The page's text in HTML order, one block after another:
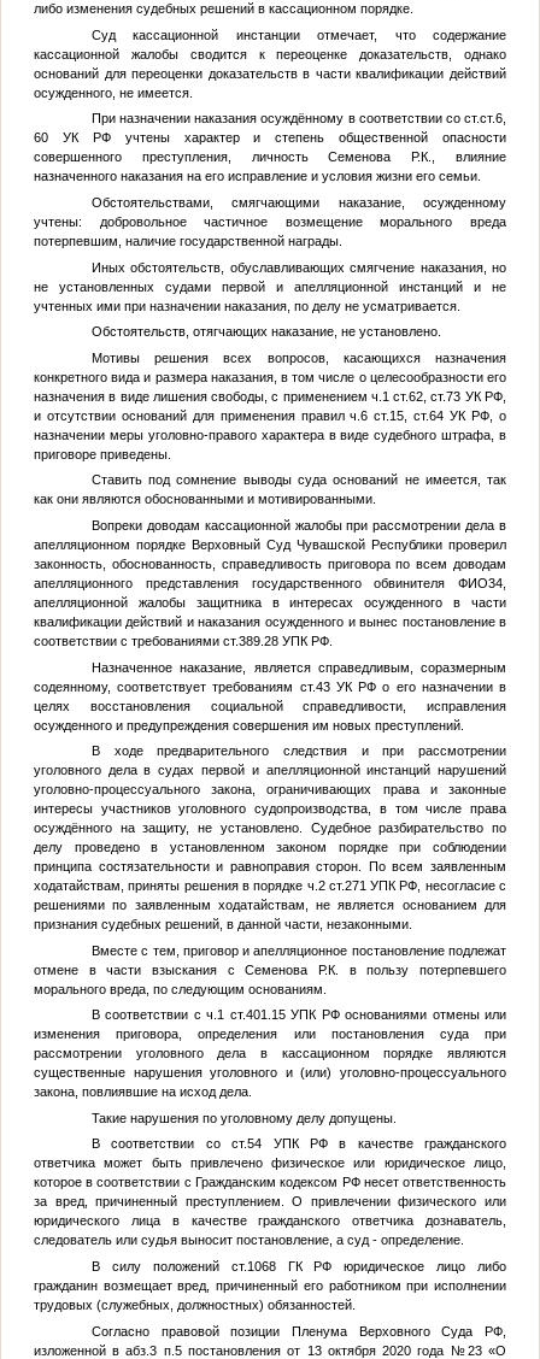
либо изменения судебных решений в кассационном порядке.
Суд кассационной инстанции отмечает, что содержание
кассационной жалобы сводится к переоценке доказательств, однако
оснований для переоценки доказательств в части квалификации действий
осужденного, не имеется.
При назначении наказания осуждённому в соответствии со ст.ст.6,
60 УК РФ учтены характер и степень общественной опасности
совершенного преступления, личность Семенова Р.К., влияние
назначенного наказания на его исправление и условия жизни его семьи.
Обстоятельствами, смягчающими наказание, осужденному
учтены: добровольное частичное возмещение морального вреда
потерпевшим, наличие государственной награды.
Иных обстоятельств, обуславливающих смягчение наказания, но
не установленных судами первой и апелляционной инстанций и не
учтенных ими при назначении наказания, по делу не усматривается.
Обстоятельств, отягчающих наказание, не установлено.
Мотивы решения всех вопросов, касающихся назначения
конкретного вида и размера наказания, в том числе о целесообразности его
назначения в виде лишения свободы, с применением ч.1 ст.62, ст.73 УК РФ,
и отсутствии оснований для применения правил ч.6 ст.15, ст.64 УК РФ, о
назначении меры уголовно-правого характера в виде судебного штрафа, в
приговоре приведены.
Ставить под сомнение выводы суда оснований не имеется, так
как они являются обоснованными и мотивированными.
Вопреки доводам кассационной жалобы при рассмотрении дела в
апелляционном порядке Верховный Суд Чувашской Республики проверил
законность, обоснованность, справедливость приговора по всем доводам
апелляционного представления государственного обвинителяФИО34
апелляционной жалобы защитника в интересах осужденного в части
квалификации действий и наказания осужденного и вынес постановление в
соответствии с требованиями ст.389.28 УПК РФ.
Назначенное наказание, является справедливым, соразмерным
содеянному, соответствует требованиям ст.43 УК РФ о его назначении в
целях восстановления социальной справедливости, исправления
осужденного и предупреждения совершения им новых преступлений.
В ходе предварительного следствия и при рассмотрении
уголовного дела в судах первой и апелляционной инстанций нарушений
уголовно-процессуального закона, ограничивающих права и законные
интересы участников уголовного судопроизводства, в том числе права
осуждённого на защиту, не установлено. Судебное разбирательство по
делу проведено в установленном законом порядке при соблюдении
принципа состязательности и равноправия сторон. По всем заявленным
ходатайствам, приняты решения в порядке ч.2 ст.271 УПК РФ, несогласие с
решениями по заявленным ходатайствам, не является основанием для
признания судебных решений, в данной части, незаконными.
Вместе с тем, приговор и апелляционное постановление подлежат
отмене в части взыскания с Семенова Р.К. в пользу потерпевшего
морального вреда, по следующим основаниям.
В соответствии с ч.1 ст.401.15 УПК РФ основаниями отмены или
изменения приговора, определения или постановления суда при
рассмотрении уголовного дела в кассационном порядке являются
существенные нарушения уголовного и (или) уголовно-процессуального
закона, повлиявшие на исход дела.
Такие нарушения по уголовному делу допущены.
В соответствии со ст.54 УПК РФ в качестве гражданского
ответчика может быть привлечено физическое или юридическое лицо,
которое в соответствии с Гражданским кодексом РФ несет ответственность
за вред, причиненный преступлением. О привлечении физического или
юридического лица в качестве гражданского ответчика дознаватель,
следователь или судья выносит постановление, а суд - определение.
В силу положений ст.1068 ГК РФ юридическое лицо либо
гражданин возмещает вред, причиненный его работником при исполнении
трудовых (служебных, должностных) обязанностей.
Согласно правовой позиции Пленума Верховного Суда РФ,
изложенной в абз.3 п.5 постановления от 13 октября 2020 года №23 «О